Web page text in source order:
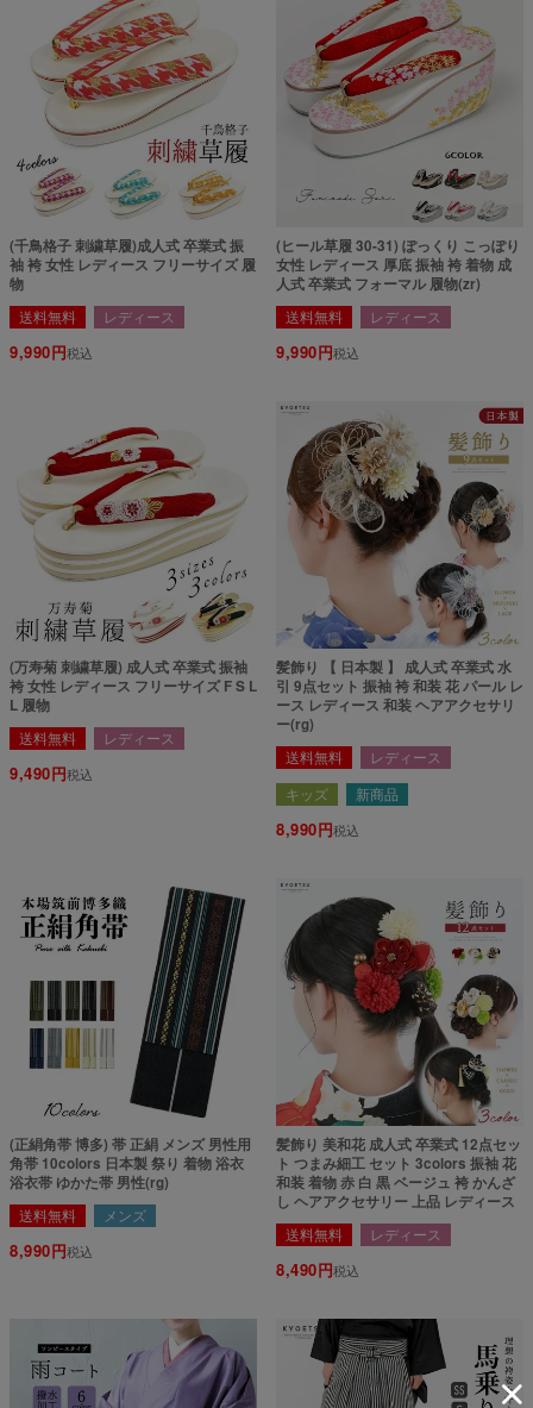
(千鳥格子 刺繍草履)成人式 卒業式 振
袖 袴 女性 レディース フリーサイズ 履
物
送料無料 レディース
9,990 税込
(ヒール草履 30-31) ぽっくり こっぽり
女性 レディース 厚底 振袖 袴 着物 成
人式 卒業式 フォーマル 履物(zr)
送料無料 レディース
9,990 税込
(万寿菊 刺繍草履) 成人式 卒業式 振袖
袴 女性 レディース フリーサイズ F S L
L 履物
送料無料 レディース
9,490 税込
髪飾り 【 日本製 】 成人式 卒業式 水
引 9点セット 振袖 袴 和装 花 パール レ
ース レディース 和装 ヘアアクセサリ
ー(rg)
送料無料
レディース
キッズ
新商品
8,990 税込
(正絹角帯 博多) 帯 正絹 メンズ 男性用
角帯 10colors 日本製 祭り 着物 浴衣
浴衣帯 ゆかた帯 男性(rg)
送料無料 メンズ
8,990 税込
髪飾り 美和花 成人式 卒業式 12点セッ
ト つまみ細工 セット 3colors 振袖 花
和装 着物 赤 白 黒 ベージュ 袴 かんざ
し ヘアアクセサリー 上品 レディース
送料無料 レディース
8,490 税込